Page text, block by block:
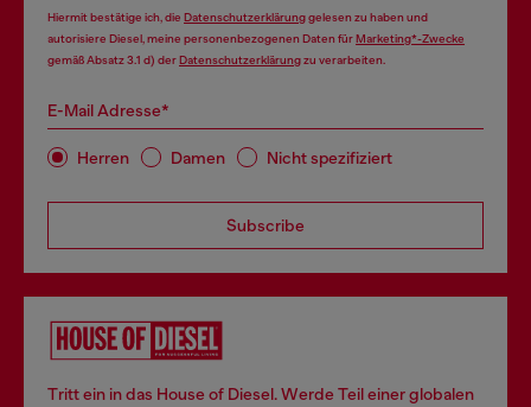
Hiermit bestätige ich, die Datenschutzerklärunggelesen zu haben und
autorisiere Diesel, meine personenbezogenen Daten fürMarketing*-Zwecke
gemäß Absatz 3.1 d) derDatenschutzerklärungzu verarbeiten.
E-Mail Adresse*
Herren Damen Nicht spezifiziert
Subscribe
Tritt ein in das House of Diesel. Werde Teil einer globalen